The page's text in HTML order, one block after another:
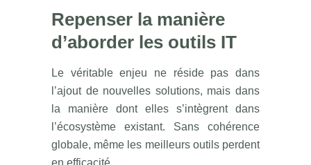
Repenser la manière
d’aborder les outils IT
Le véritable enjeu ne réside pas dans
l’ajout de nouvelles solutions, mais dans
la manière dont elles s’intègrent dans
l’écosystème existant. Sans cohérence
globale, même les meilleurs outils perdent
en efficacité.